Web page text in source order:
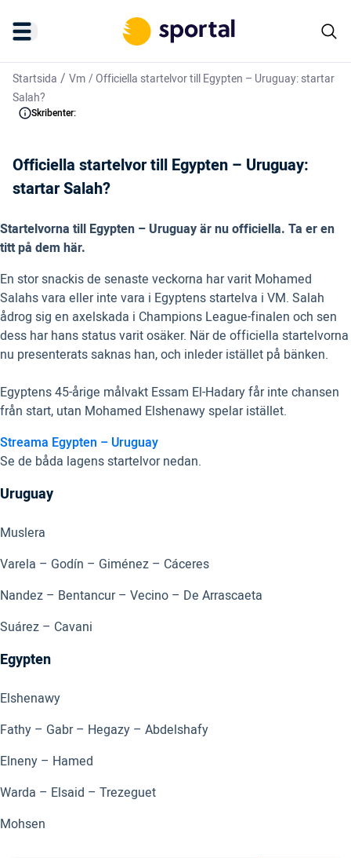
Startsida / Vm/Officiella startelvor till Egypten – Uruguay: startar
Salah?
Skribenter:
Officiella startelvor till Egypten – Uruguay:
startar Salah?
Startelvorna till Egypten – Uruguay är nu officiella. Ta er en
titt på dem här.
En stor snackis de senaste veckorna har varit Mohamed
Salahs vara eller inte vara i Egyptens startelva i VM. Salah
ådrog sig en axelskada i Champions League-finalen och sen
dess har hans status varit osäker. När de officiella startelvorna
nu presenterats saknas han, och inleder istället på bänken.
Egyptens 45-årige målvakt Essam El-Hadary får inte chansen
från start, utan Mohamed Elshenawy spelar istället.
Streama Egypten – Uruguay
Se de båda lagens startelvor nedan.
Uruguay
Muslera
Varela – Godín – Giménez – Cáceres
Nandez – Bentancur – Vecino – De Arrascaeta
Suárez – Cavani
Egypten
Elshenawy
Fathy – Gabr – Hegazy – Abdelshafy
Elneny – Hamed
Warda – Elsaid – Trezeguet
Mohsen